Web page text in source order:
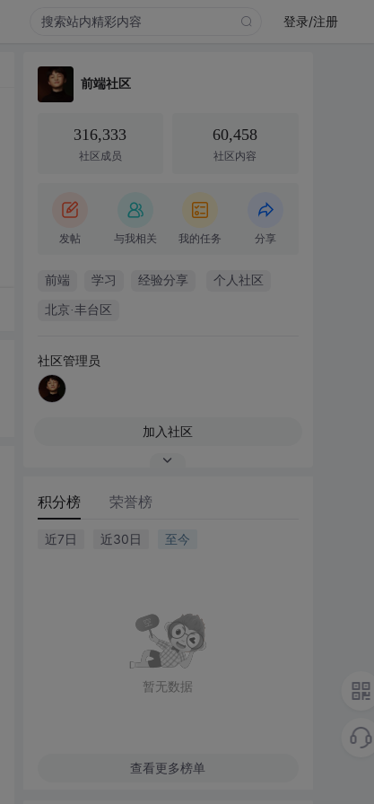
登录/注册
前端社区
316,333
社区成员
60,458
社区内容
发帖 与我相关 我的任务 分享
前端 学习 经验分享 个人社区
北京·丰台区
社区管理员
加入社区
积分榜 荣誉榜
近7日 近30日 至今
暂无数据
查看更多榜单